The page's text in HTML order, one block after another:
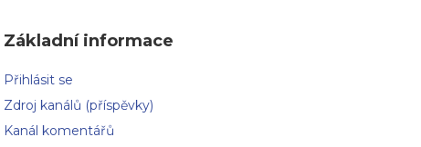
Základní informace
Přihlásit se
Zdroj kanálů (příspěvky)
Kanál komentářů